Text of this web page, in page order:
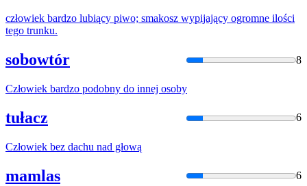
człowiek bardzo lubiący piwo; smakosz wypijający ogromne ilości
tego trunku.
sobowtór 8
Człowiek bardzo podobny do innej osoby
tułacz 6
Człowiek bez dachu nad głową
mamlas 6